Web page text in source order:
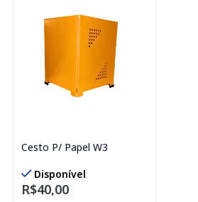
Cesto P/ Papel W3
Disponível
R$40,00